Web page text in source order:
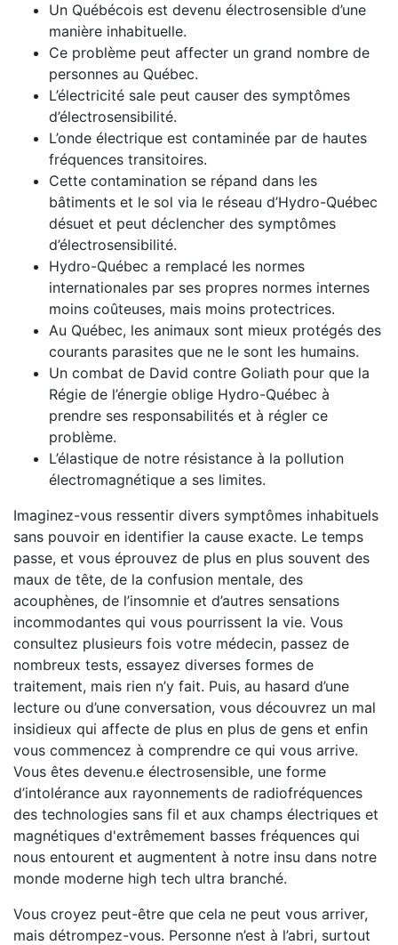
Un Québécois est devenu électrosensible d’une
manière inhabituelle.
Ce problème peut affecter un grand nombre de
personnes au Québec.
L’électricité sale peut causer des symptômes
d’électrosensibilité.
L’onde électrique est contaminée par de hautes
fréquences transitoires.
Cette contamination se répand dans les
bâtiments et le sol via le réseau d’Hydro-Québec
désuet et peut déclencher des symptômes
d’électrosensibilité.
Hydro-Québec a remplacé les normes
internationales par ses propres normes internes
moins coûteuses, mais moins protectrices.
Au Québec, les animaux sont mieux protégés des
courants parasites que ne le sont les humains.
Un combat de David contre Goliath pour que la
Régie de l’énergie oblige Hydro-Québec à
prendre ses responsabilités et à régler ce
problème.
L’élastique de notre résistance à la pollution
électromagnétique a ses limites.
Imaginez-vous ressentir divers symptômes inhabituels
sans pouvoir en identifier la cause exacte. Le temps
passe, et vous éprouvez de plus en plus souvent des
maux de tête, de la confusion mentale, des
acouphènes, de l’insomnie et d’autres sensations
incommodantes qui vous pourrissent la vie. Vous
consultez plusieurs fois votre médecin, passez de
nombreux tests, essayez diverses formes de
traitement, mais rien n’y fait. Puis, au hasard d’une
lecture ou d’une conversation, vous découvrez un mal
insidieux qui affecte de plus en plus de gens et enfin
vous commencez à comprendre ce qui vous arrive.
Vous êtes devenu.e électrosensible, une forme
d’intolérance aux rayonnements de radiofréquences
des technologies sans fil et aux champs électriques et
magnétiques d'extrêmement basses fréquences qui
nous entourent et augmentent à notre insu dans notre
monde moderne high tech ultra branché.
Vous croyez peut-être que cela ne peut vous arriver,
mais détrompez-vous. Personne n’est à l’abri, surtout